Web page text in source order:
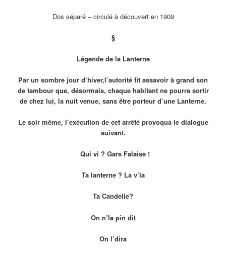
Dos séparé – circulé à découvert en 1909
§
Légende de la Lanterne
Par un sombre jour d’hiver,l’autorité fit assavoir à grand son
de tambour que, désormais, chaque habitant ne pourra sortir
de chez lui, la nuit venue, sans être porteur d’une Lanterne.
Le soir même, l’exécution de cet arrêté provoqua le dialogue
suivant.
Qui vi ? Gars Falaise !
Ta lanterne ? La v’la
Ta Candelle?
On n’la pin dit
On l’dira